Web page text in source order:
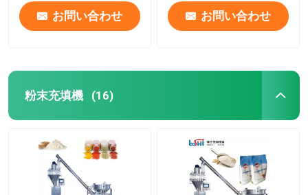
お問い合わせ お問い合わせ
粉末充填機 (16)